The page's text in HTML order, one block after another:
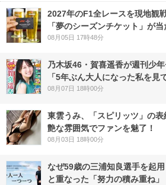
2027年のF1全レースを現地観
「夢のシーズンチケット」が当
08月05日 17時48分
乃木坂46・賀喜遥香が週刊少
「5年ぶん大人になった私を見
08月07日 18時00分
東雲うみ、「スピリッツ」の
艶な雰囲気でファンを魅了！
08月03日 18時00分
なぜ59歳の三浦知良選手を起
と重なった「努力の積み重ね」